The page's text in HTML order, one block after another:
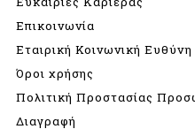
Επικοινωνία
Εταιρική Κοινωνική Ευθύνη
Όροι χρήσης
Πολιτική Προστασίας
Διαγραφή